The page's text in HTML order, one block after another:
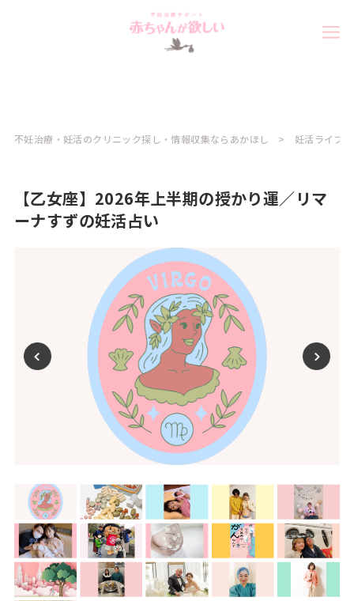
不妊治療・妊活のクリニック探し・情報収集ならあかほし 妊活ライフ
【乙女座】2026年上半期の授かり運／リマ
ーナすずの妊活占い